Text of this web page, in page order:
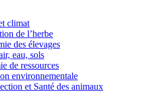
climat
de l’herbe
des élevages
eau, sols
de ressources
environnementale
et Santé des animaux